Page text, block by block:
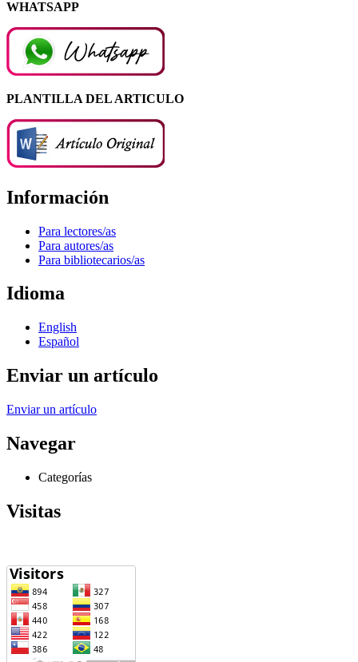
WHATSAPP
PLANTILLA DEL ARTICULO
Información
Para lectores/as
Para autores/as
Para bibliotecarios/as
Idioma
English
Español
Enviar un artículo
Enviar un artículo
Navegar
Categorías
Visitas